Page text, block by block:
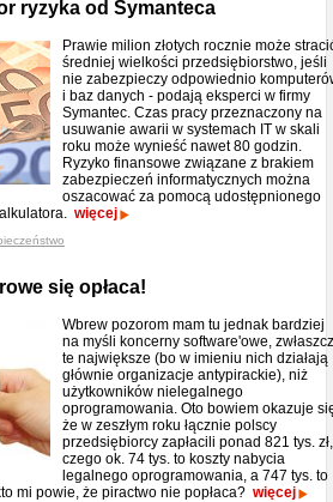
ryzyka od Symanteca
Prawie milion złotych rocznie może
średniej wielkości przedsiębiorstwo, jeśli
nie zabezpieczy odpowiednio
i baz danych - podają eksperci w firmy
Symantec. Czas pracy przeznaczony na
usuwanie awarii w systemach IT w skali
roku może wynieść nawet 80 godzin.
Ryzyko finansowe związane z brakiem
zabezpieczeń informatycznych można
oszacować za pomocą udostępnionego
więcej
się opłaca!
Wbrew pozorom mam tu jednak bardziej
na myśli koncerny software'owe,
te największe (bo w imieniu nich działają
głównie organizacje antypirackie), niż
użytkowników nielegalnego
oprogramowania. Oto bowiem okazuje
że w zeszłym roku łącznie polscy
przedsiębiorcy zapłacili ponad 821 tys.
czego ok. 74 tys. to koszty nabycia
legalnego oprogramowania, a 747 tys. to
mi powie, że piractwo nie popłaca? więcej